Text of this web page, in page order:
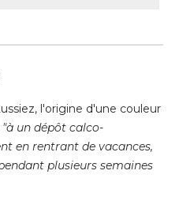
l'origine d'une couleur
"à un dépôt calco-
en rentrant de vacances,
plusieurs semaines